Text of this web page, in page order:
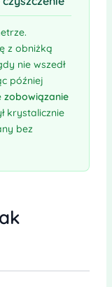
z obniżką
nie wszedł
później
zobowiązanie
krystalicznie
bez